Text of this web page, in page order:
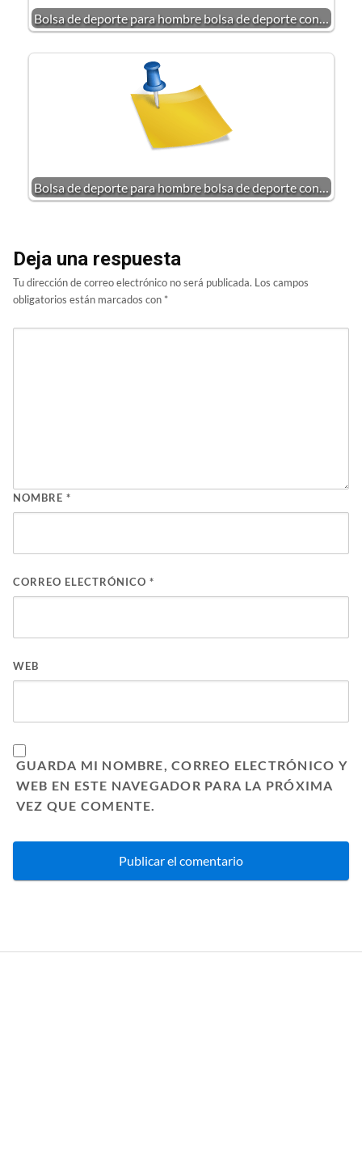
Bolsa de deporte para hombre bolsa de deporte con…
Bolsa de deporte para hombre bolsa de deporte con…
Deja una respuesta
Tu dirección de correo electrónico no será publicada. Los campos
obligatorios están marcados con *
NOMBRE *
CORREO ELECTRÓNICO *
WEB
GUARDA MI NOMBRE, CORREO ELECTRÓNICO Y
WEB EN ESTE NAVEGADOR PARA LA PRÓXIMA
VEZ QUE COMENTE.